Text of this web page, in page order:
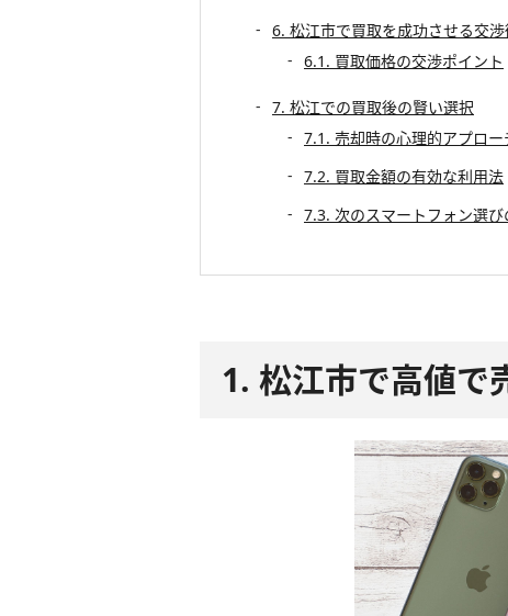
6. 松江市で買取を成功させる交
6.1. 買取価格の交渉ポイント
7. 松江での買取後の賢い選択
7.1. 売却時の心理的アプロー
7.2. 買取金額の有効な利用法
7.3. 次のスマートフォン選び
1. 松江市で高値